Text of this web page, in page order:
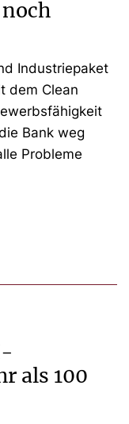
Industriepaket
dem Clean
Bank weg
Probleme
als 100